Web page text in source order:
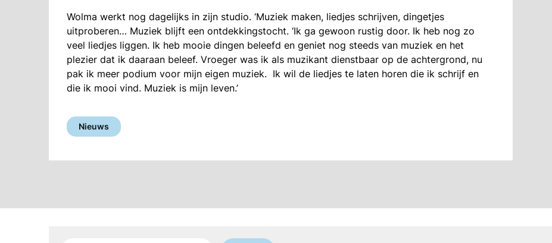
Wolma werkt nog dagelijks in zijn studio. ‘Muziek maken, liedjes schrijven, dingetjes
uitproberen… Muziek blijft een ontdekkingstocht. ‘Ik ga gewoon rustig door. Ik heb nog zo
veel liedjes liggen. Ik heb mooie dingen beleefd en geniet nog steeds van muziek en het
plezier dat ik daaraan beleef. Vroeger was ik als muzikant dienstbaar op de achtergrond, nu
pak ik meer podium voor mijn eigen muziek. Ik wil de liedjes te laten horen die ik schrijf en
die ik mooi vind. Muziek is mijn leven.’
Nieuws